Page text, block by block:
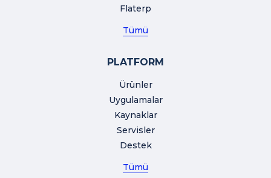
Flaterp
Tümü
PLATFORM
Ürünler
Uygulamalar
Kaynaklar
Servisler
Destek
Tümü